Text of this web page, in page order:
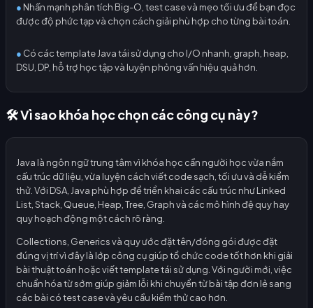
● Nhấn mạnh phân tích Big-O, test case và mẹo tối ưu để bạn đọc
được độ phức tạp và chọn cách giải phù hợp cho từng bài toán.
● Có các template Java tái sử dụng cho I/O nhanh, graph, heap,
DSU, DP, hỗ trợ học tập và luyện phỏng vấn hiệu quả hơn.
🛠️ Vì sao khóa học chọn các công cụ này?
Java là ngôn ngữ trung tâm vì khóa học cần người học vừa nắm
cấu trúc dữ liệu, vừa luyện cách viết code sạch, tối ưu và dễ kiểm
thử. Với DSA, Java phù hợp để triển khai các cấu trúc như Linked
List, Stack, Queue, Heap, Tree, Graph và các mô hình đệ quy hay
quy hoạch động một cách rõ ràng.
Collections, Generics và quy ước đặt tên/đóng gói được đặt
đúng vị trí vì đây là lớp công cụ giúp tổ chức code tốt hơn khi giải
bài thuật toán hoặc viết template tái sử dụng. Với người mới, việc
chuẩn hóa từ sớm giúp giảm lỗi khi chuyển từ bài tập đơn lẻ sang
các bài có test case và yêu cầu kiểm thử cao hơn.